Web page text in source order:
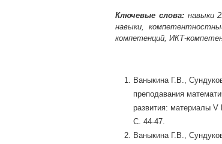
Ключевые слова: навыки
навыки,
компетенций, ИКТ-
Ваныкина Г.В.,
преподавания
развития: материалы V
С. 44-47.
Ваныкина Г.В.,